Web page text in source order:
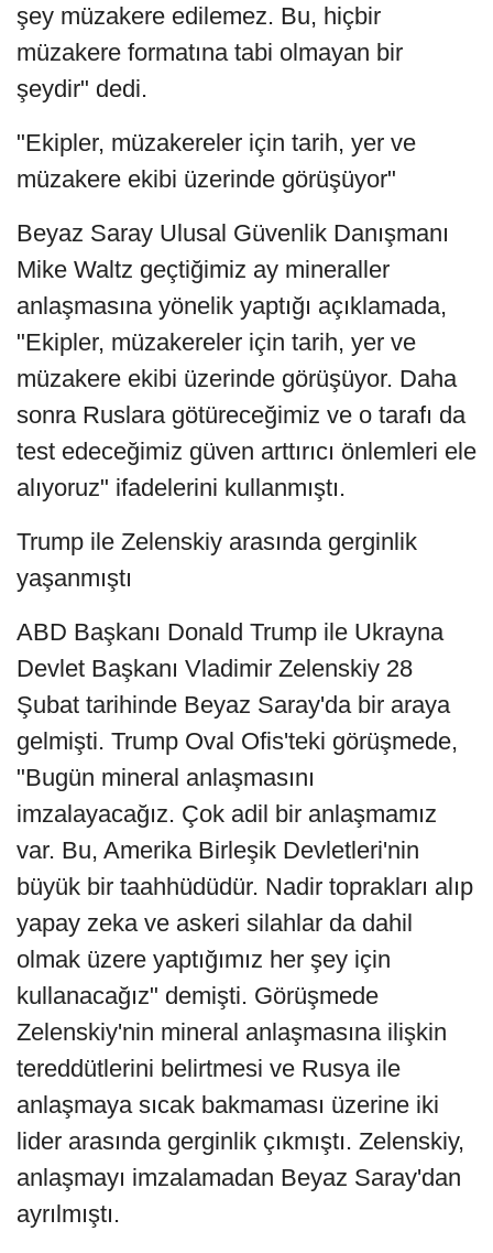
şey müzakere edilemez. Bu, hiçbir
müzakere formatına tabi olmayan bir
şeydir" dedi.
"Ekipler, müzakereler için tarih, yer ve
müzakere ekibi üzerinde görüşüyor"
Beyaz Saray Ulusal Güvenlik Danışmanı
Mike Waltz geçtiğimiz ay mineraller
anlaşmasına yönelik yaptığı açıklamada,
"Ekipler, müzakereler için tarih, yer ve
müzakere ekibi üzerinde görüşüyor. Daha
sonra Ruslara götüreceğimiz ve o tarafı da
test edeceğimiz güven arttırıcı önlemleri ele
alıyoruz" ifadelerini kullanmıştı.
Trump ile Zelenskiy arasında gerginlik
yaşanmıştı
ABD Başkanı Donald Trump ile Ukrayna
Devlet Başkanı Vladimir Zelenskiy 28
Şubat tarihinde Beyaz Saray'da bir araya
gelmişti. Trump Oval Ofis'teki görüşmede,
"Bugün mineral anlaşmasını
imzalayacağız. Çok adil bir anlaşmamız
var. Bu, Amerika Birleşik Devletleri'nin
büyük bir taahhüdüdür. Nadir toprakları alıp
yapay zeka ve askeri silahlar da dahil
olmak üzere yaptığımız her şey için
kullanacağız" demişti. Görüşmede
Zelenskiy'nin mineral anlaşmasına ilişkin
tereddütlerini belirtmesi ve Rusya ile
anlaşmaya sıcak bakmaması üzerine iki
lider arasında gerginlik çıkmıştı. Zelenskiy,
anlaşmayı imzalamadan Beyaz Saray'dan
ayrılmıştı.